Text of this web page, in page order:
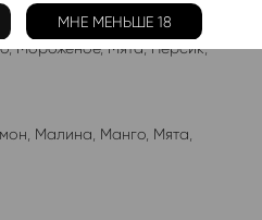
Виноград,Вишня,Гранат
,Мороженое,Мята,Персик,
Малина Манго Мята
МНЕ МЕНЬШЕ 18